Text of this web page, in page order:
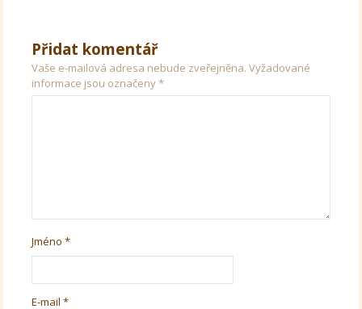
Přidat komentář
Vaše e-mailová adresa nebude zveřejněna. Vyžadované
informace jsou označeny*
Jméno*
E-mail*